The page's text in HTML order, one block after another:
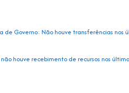
de Governo: Não houve transferências nos
houve recebimento de recursos nos